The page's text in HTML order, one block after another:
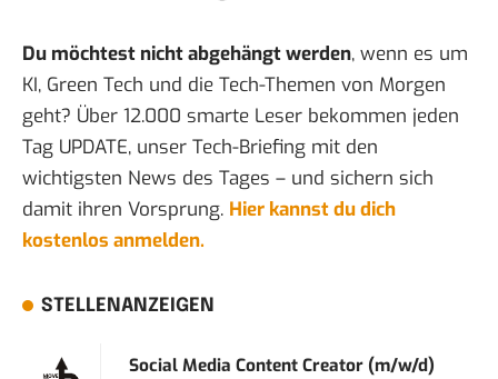
Du möchtest nicht abgehängt werden, wenn es um
KI, Green Tech und die Tech-Themen von Morgen
geht? Über 12.000 smarte Leser bekommen jeden
Tag UPDATE, unser Tech-Briefing mit den
wichtigsten News des Tages – und sichern sich
damit ihren Vorsprung. Hier kannst du dich
kostenlos anmelden.
STELLENANZEIGEN
Social Media Content Creator (m/w/d)